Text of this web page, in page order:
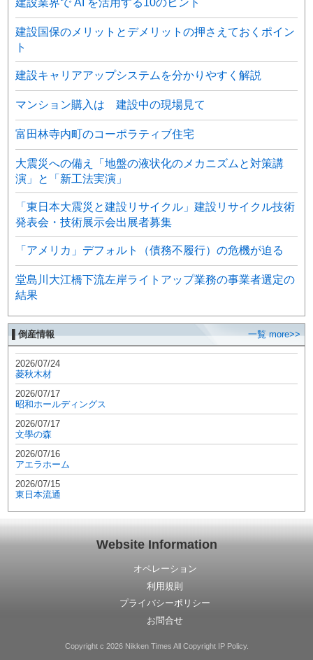
建設業界で AI を活用する10のヒント
建設国保のメリットとデメリットの押さえておくポイン
ト
建設キャリアアップシステムを分かりやすく解説
マンション購入は 建設中の現場見て
富田林寺内町のコーポラティブ住宅
大震災への備え「地盤の液状化のメカニズムと対策講
演」と「新工法実演」
「東日本大震災と建設リサイクル」建設リサイクル技術
発表会・技術展示会出展者募集
「アメリカ」デフォルト（債務不履行）の危機が迫る
堂島川大江橋下流左岸ライトアップ業務の事業者選定の
結果
▌倒産情報 一覧 more>>
2026/07/24
菱秋木材
2026/07/17
昭和ホールディングス
2026/07/17
文學の森
2026/07/16
アエラホーム
2026/07/15
東日本流通
Website Information
オペレーション
利用規則
プライバシーポリシー
お問合せ
Copyright c 2026 Nikken Times All Copyright IP Policy.